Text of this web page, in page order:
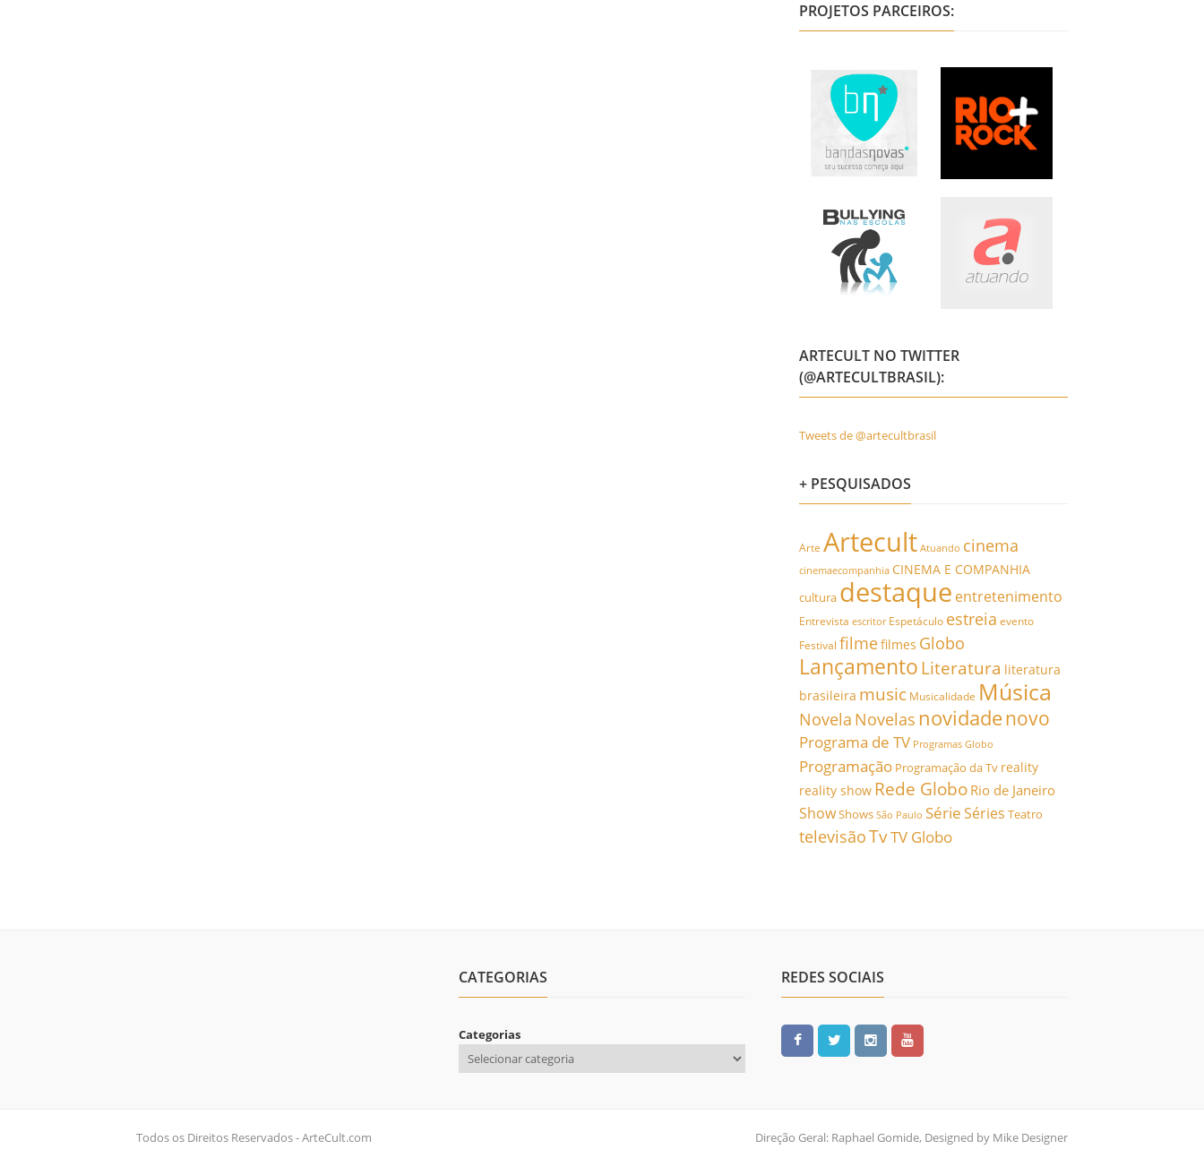
PROJETOS PARCEIROS:
ARTECULT NO TWITTER
(@ARTECULTBRASIL):
Tweets de @artecultbrasil
+ PESQUISADOS
Arte Artecult Atuando cinema
cinemaecompanhia CINEMA E COMPANHIA
cultura destaque entretenimento
Entrevista escritor Espetáculo estreia evento
Festival filmefilmes Globo
Lançamento Literatura literatura
brasileira music Musicalidade Música
Novela Novelas novidadenovo
Programa de TV Programas Globo
Programação Programação da Tv reality
reality show Rede Globo Rio de Janeiro
ShowShows São Paulo SérieSéries Teatro
televisãoTvTV Globo
CATEGORIAS
Categorias
REDES SOCIAIS
Todos os Direitos Reservados - ArteCult.com Direção Geral: Raphael Gomide, Designed by Mike Designer